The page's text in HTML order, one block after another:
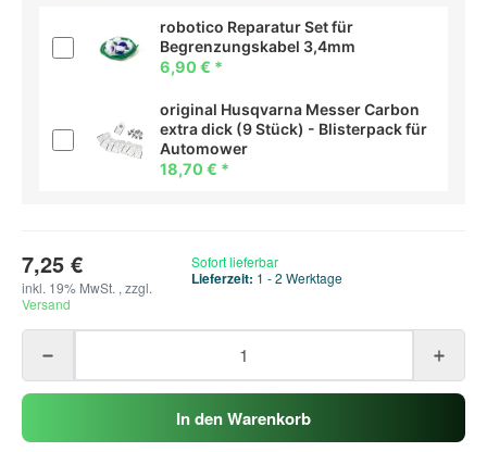
robotico Reparatur Set für
Begrenzungskabel 3,4mm
6,90 € *
original Husqvarna Messer Carbon
extra dick (9 Stück) - Blisterpack für
Automower
18,70 € *
7,25 €
inkl. 19% MwSt. , zzgl.
Versand
Sofort lieferbar
Lieferzeit: 1 - 2 Werktage
In den Warenkorb